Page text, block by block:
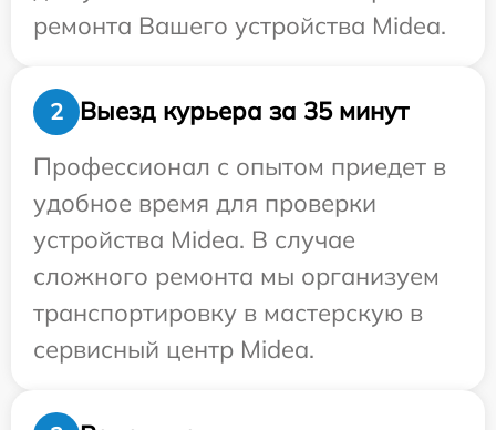
ремонта Вашего устройства Midea.
2
Выезд курьера за 35 минут
Профессионал с опытом приедет в
удобное время для проверки
устройства Midea. В случае
сложного ремонта мы организуем
транспортировку в мастерскую в
сервисный центр Midea.